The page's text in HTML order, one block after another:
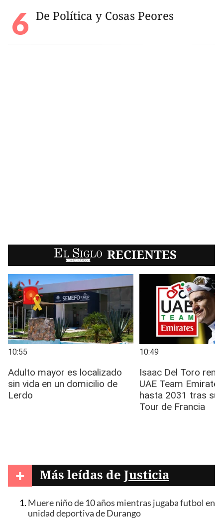
De Política y Cosas Peores
EL SIGLO RECIENTES
+ Más leídas de Justicia
Muere niño de 10 años mientras jugaba futbol en
unidad deportiva de Durango